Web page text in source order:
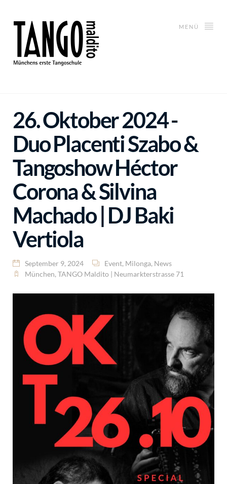
MENÜ
26. Oktober 2024 -
Duo Placenti Szabo &
Tangoshow Héctor
Corona & Silvina
Machado | DJ Baki
Vertiola
September 9, 2024 Event, Milonga, News
München, TANGO Maldito | Neumarkterstrasse 71